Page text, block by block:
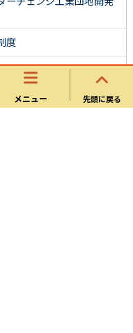
メニュー 先頭に戻る
度
る手続き